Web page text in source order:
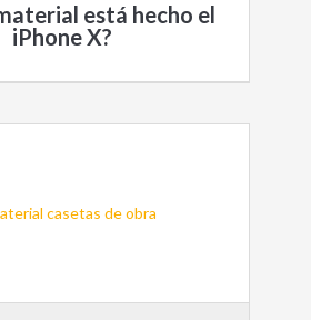
está hecho el
iPhone X?